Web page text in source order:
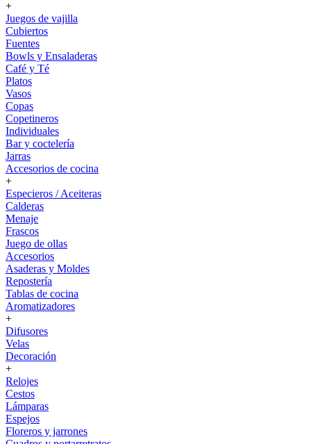
+
Juegos de vajilla
Cubiertos
Fuentes
Bowls y Ensaladeras
Café y Té
Platos
Vasos
Copas
Copetineros
Individuales
Bar y coctelería
Jarras
Accesorios de cocina
+
Especieros / Aceiteras
Calderas
Menaje
Frascos
Juego de ollas
Accesorios
Asaderas y Moldes
Repostería
Tablas de cocina
Aromatizadores
+
Difusores
Velas
Decoración
+
Relojes
Cestos
Lámparas
Espejos
Floreros y jarrones